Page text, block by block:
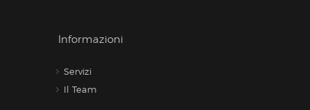
Informazioni
Servizi
Il Team